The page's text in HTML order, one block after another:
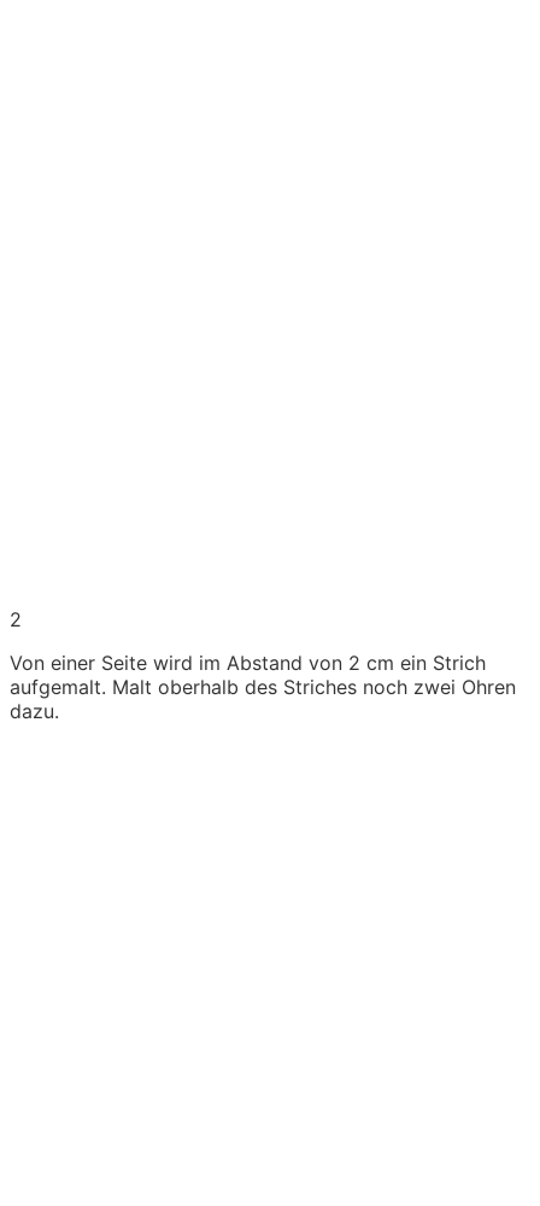
2
Von einer Seite wird im Abstand von 2 cm ein Strich
aufgemalt. Malt oberhalb des Striches noch zwei Ohren
dazu.